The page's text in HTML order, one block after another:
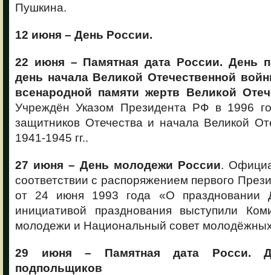
Пушкина.
12 июня – День России.
22 июня – Памятная дата России. День
день начала Великой Отечественной
всенародной памяти жертв Великой
Учреждён Указом Президента РФ в 1996
защитников Отечества и начала Великой
1941-1945 гг..
27 июня – День молодежи России.
соответствии с распоряжением первого
от 24 июня 1993 года «О праздновании
инициативой празднования выступили
молодежи и Национальный совет
29 июня – Памятная дата Росси.
подпольщиков